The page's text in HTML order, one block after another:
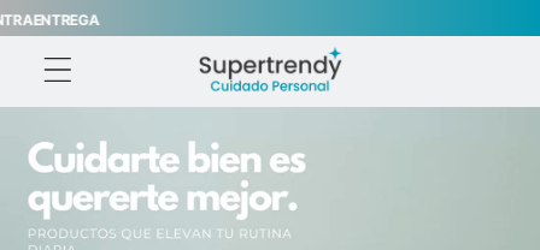
directamente
al contenido